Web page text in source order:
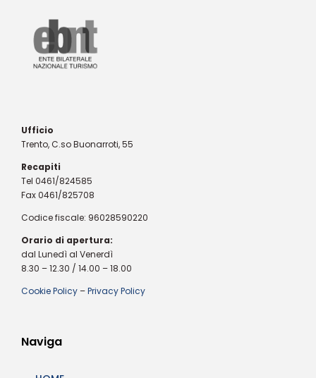
Ufficio
Trento, C.so Buonarroti, 55
Recapiti
Tel 0461/824585
Fax 0461/825708
Codice fiscale: 96028590220
Orario di apertura:
dal Lunedì al Venerdì
8.30 – 12.30 / 14.00 – 18.00
Cookie Policy –Privacy Policy
Naviga